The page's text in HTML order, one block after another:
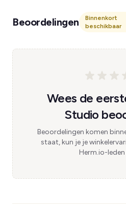
Beoordelingen
Binnenkort
beschikbaar
Wees de
Studio
Beoordelingen komen
staat, kun je je
Herm.io-leden